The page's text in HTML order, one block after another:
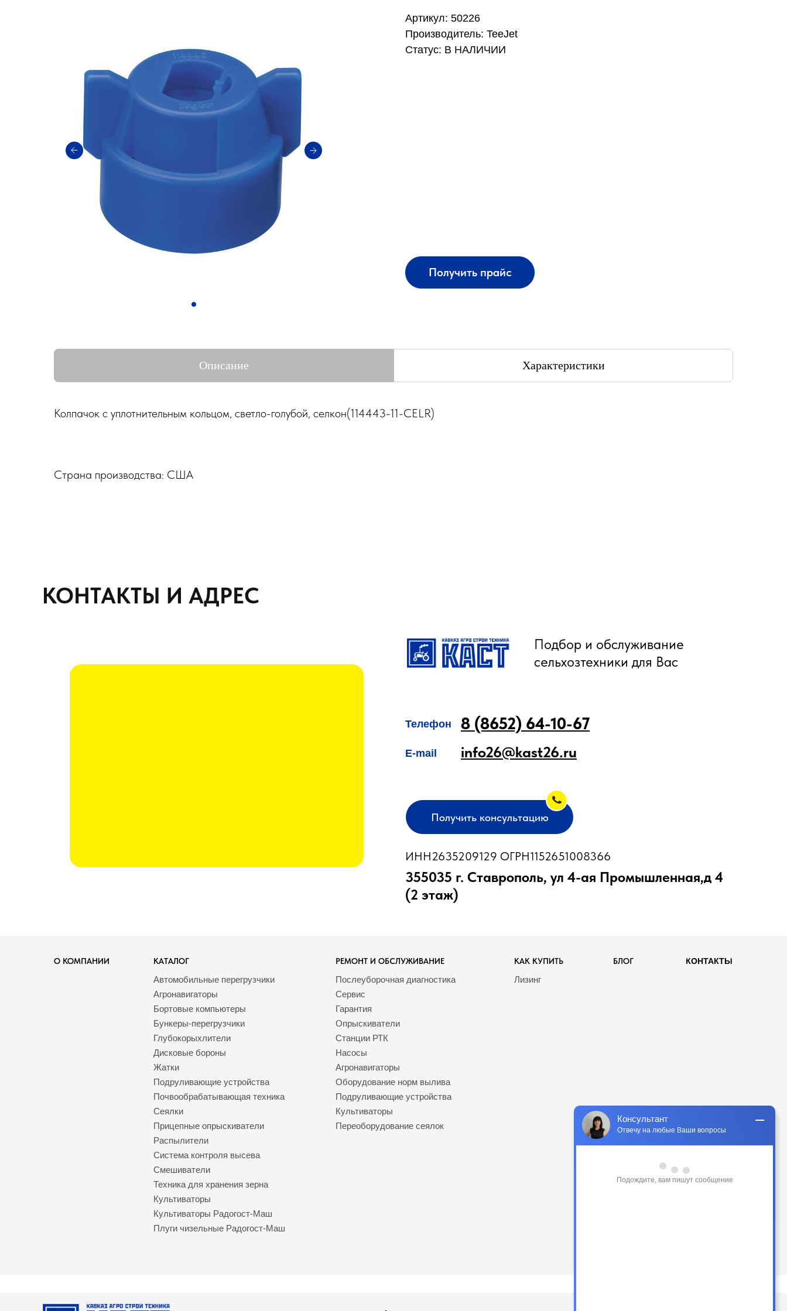
Артикул: 50226
Производитель: TeeJet
Статус: В НАЛИЧИИ
Получить прайс
Описание Характеристики
Колпачок с уплотнительным кольцом, светло-голубой, селкон(114443-11-CELR)
Страна производства: США
КОНТАКТЫ И АДРЕС
Подбор и обслуживание
сельхозтехники для Вас
8 (8652) 64-10-67
info26@kast26.ru
Получить консультацию
355035 г. Ставрополь, ул 4-ая Промышленная,д 4
(2 этаж)
Телефон
E-mail
ИНН2635209129 ОГРН1152651008366
О КОМПАНИИ КАТАЛОГ КОНТАКТЫ
РЕМОНТ И ОБСЛУЖИВАНИЕ КАК КУПИТЬ БЛОГ
Автомобильные перегрузчики
Агронавигаторы
Бортовые компьютеры
Бункеры-перегрузчики
Глубокорыхлители
Дисковые бороны
Жатки
Подруливающие устройства
Почвообрабатывающая техника
Прицепные опрыскиватели
Распылители
Система контроля высева
Смешиватели
Техника для хранения зерна
Культиваторы
Культиваторы Радогост-Маш
Плуги чизельные Радогост-Маш
Послеуборочная диагностика
Сервис
Гарантия
Опрыскиватели
Станции РТК
Насосы
Агронавигаторы
Оборудование норм вылива
Подруливающие устройства
Культиваторы
Переоборудование сеялок
Лизинг
Сеялки
Консультант
Отвечу на любые Ваши вопросы
Подождите, вам пишут сообщение